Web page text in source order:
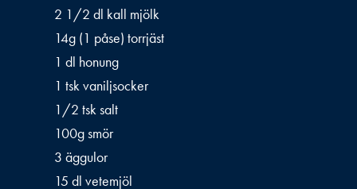
2 1/2 dl kall mjölk
14g (1 påse) torrjäst
1 dl honung
1 tsk vaniljsocker
1/2 tsk salt
100g smör
3 äggulor
15 dl vetemjöl